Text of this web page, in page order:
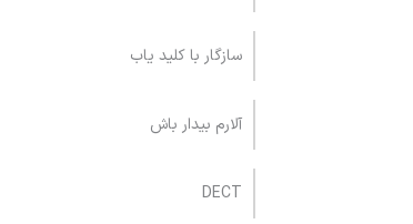
سازگار با کلید یاب
آلارم بیدار باش
DECT